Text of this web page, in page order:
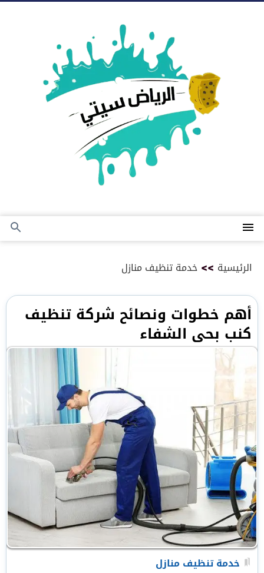
القائمة
بحث
الرئيسية >> خدمة تنظيف منازل
أهم خطوات ونصائح شركة تنظيف
كنب بحى الشفاء
خدمة تنظيف منازل